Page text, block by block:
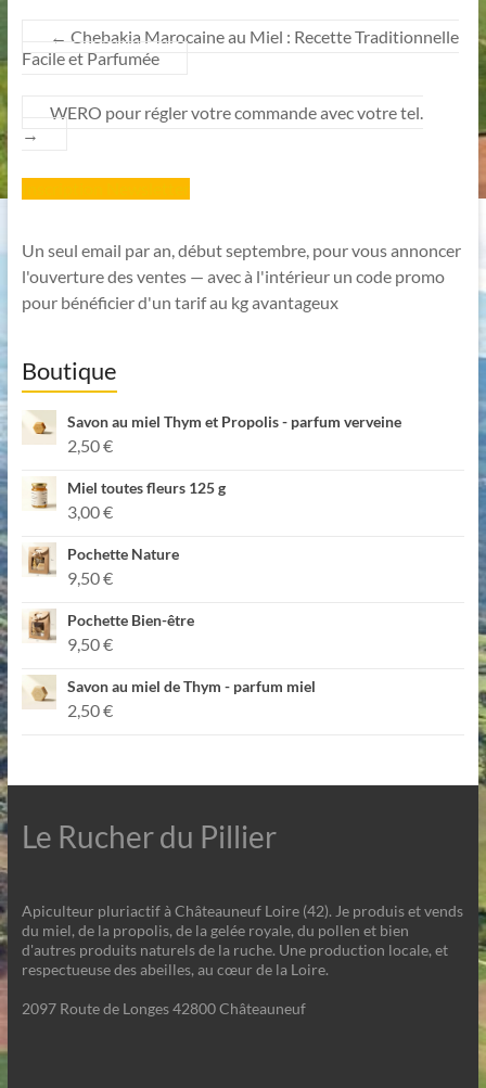
← Chebakia Marocaine au Miel : Recette Traditionnelle
Facile et Parfumée
WERO pour régler votre commande avec votre tel.
→
Un seul email par an, début septembre, pour vous annoncer
l'ouverture des ventes — avec à l'intérieur un code promo
pour bénéficier d'un tarif au kg avantageux
Boutique
Savon au miel Thym et Propolis - parfum verveine
2,50€
Miel toutes fleurs 125 g
3,00€
Pochette Nature
9,50€
Pochette Bien-être
9,50€
Savon au miel de Thym - parfum miel
2,50€
Le Rucher du Pillier
Apiculteur pluriactif à Châteauneuf Loire (42). Je produis et vends
du miel, de la propolis, de la gelée royale, du pollen et bien
d'autres produits naturels de la ruche. Une production locale, et
respectueuse des abeilles, au cœur de la Loire.
2097 Route de Longes 42800 Châteauneuf